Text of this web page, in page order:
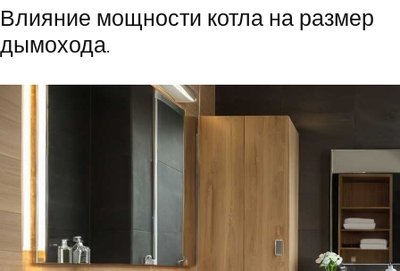
Влияние мощности котла на размер
дымохода.